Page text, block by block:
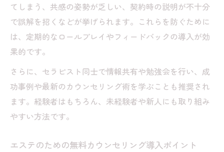
てしまう、共感の姿勢が乏しい、契約時の説明が不十分
で誤解を招くなどが挙げられます。これらを防ぐために
は、定期的なロールプレイやフィードバックの導入が効
果的です。
さらに、セラピスト同士で情報共有や勉強会を行い、成
功事例や最新のカウンセリング術を学ぶことも推奨され
ます。経験者はもちろん、未経験者や新人にも取り組み
やすい方法です。
エステのための無料カウンセリング導入ポイント